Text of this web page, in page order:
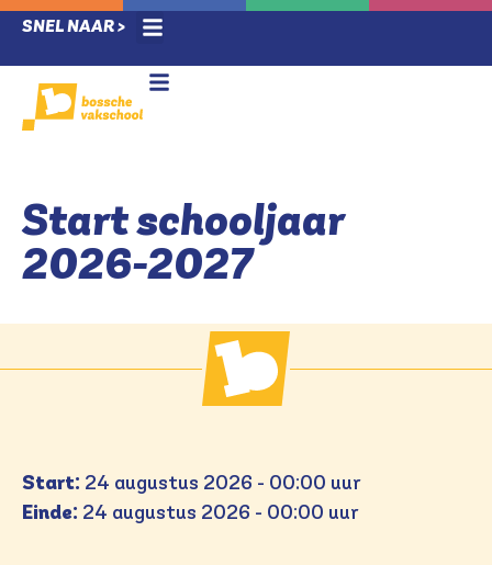
SNEL NAAR >
Start schooljaar
2026-2027
Start: 24 augustus 2026 - 00:00 uur
Einde: 24 augustus 2026 - 00:00 uur